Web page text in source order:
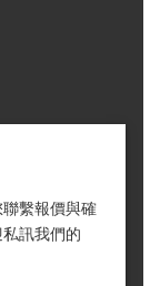
繫報價與確
訊我們的